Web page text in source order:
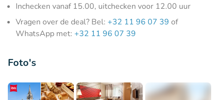
Inchecken vanaf 15.00, uitchecken voor 12.00 uur
Vragen over de deal? Bel: +32 11 96 07 39 of
WhatsApp met: +32 11 96 07 39
Foto's